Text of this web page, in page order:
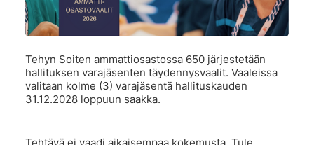
Tehyn Soiten ammattiosastossa 650 järjestetään
hallituksen varajäsenten täydennysvaalit. Vaaleissa
valitaan kolme (3) varajäsentä hallituskauden
31.12.2028 loppuun saakka.